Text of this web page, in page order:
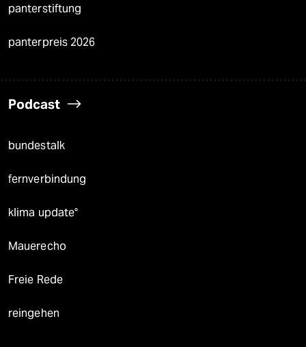
panterstiftung
panterpreis 2026
Podcast
bundestalk
fernverbindung
klima update°
Mauerecho
Freie Rede
reingehen